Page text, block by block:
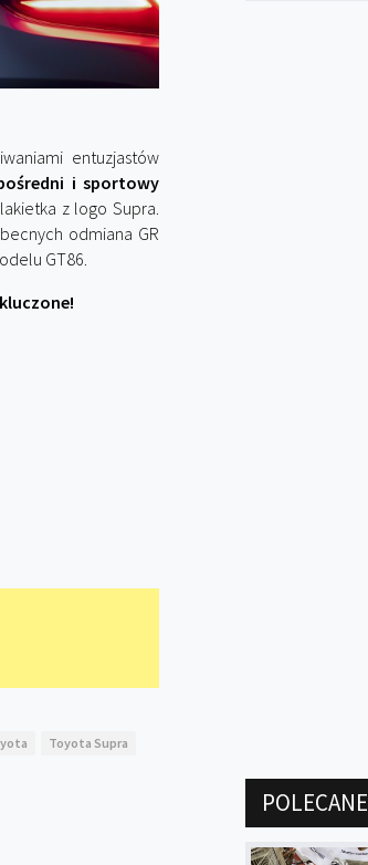
entuzjastów
i sportowy
z logo Supra.
odmiana GR
GT86.
Toyota Supra
POLECANE